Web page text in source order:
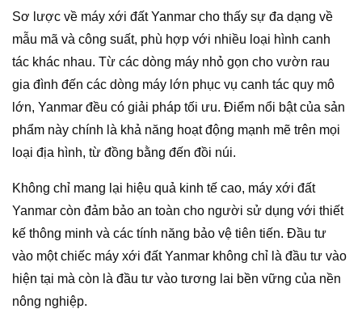
Sơ lược về máy xới đất Yanmar cho thấy sự đa dạng về
mẫu mã và công suất, phù hợp với nhiều loại hình canh
tác khác nhau. Từ các dòng máy nhỏ gọn cho vườn rau
gia đình đến các dòng máy lớn phục vụ canh tác quy mô
lớn, Yanmar đều có giải pháp tối ưu. Điểm nổi bật của sản
phẩm này chính là khả năng hoạt động mạnh mẽ trên mọi
loại địa hình, từ đồng bằng đến đồi núi.
Không chỉ mang lại hiệu quả kinh tế cao, máy xới đất
Yanmar còn đảm bảo an toàn cho người sử dụng với thiết
kế thông minh và các tính năng bảo vệ tiên tiến. Đầu tư
vào một chiếc máy xới đất Yanmar không chỉ là đầu tư vào
hiện tại mà còn là đầu tư vào tương lai bền vững của nền
nông nghiệp.